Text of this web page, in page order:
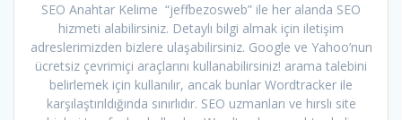
SEO Anahtar Kelime “jeffbezosweb” ile her alanda SEO
hizmeti alabilirsiniz. Detaylı bilgi almak için iletişim
adreslerimizden bizlere ulaşabilirsiniz. Google ve Yahoo’nun
ücretsiz çevrimiçi araçlarını kullanabilirsiniz! arama talebini
belirlemek için kullanılır, ancak bunlar Wordtracker ile
karşılaştırıldığında sınırlıdır. SEO uzmanları ve hırslı site